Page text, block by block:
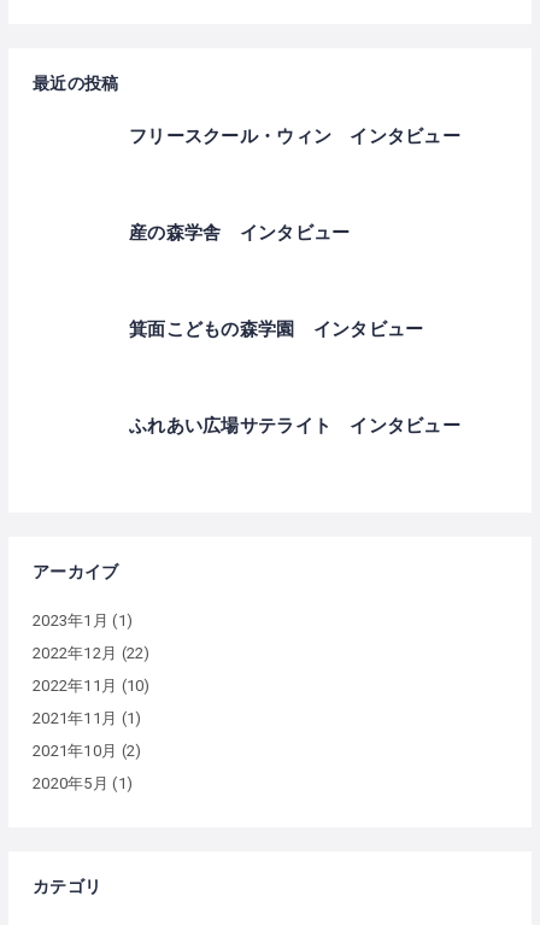
最近の投稿
フリースクール・ウィン インタビュー
産の森学舎 インタビュー
箕面こどもの森学園 インタビュー
ふれあい広場サテライト インタビュー
アーカイブ
2023年1月 (1)
2022年12月 (22)
2022年11月 (10)
2021年11月 (1)
2021年10月 (2)
2020年5月 (1)
カテゴリ